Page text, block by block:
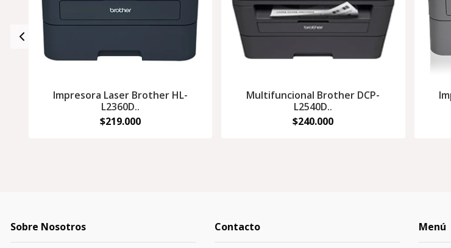
Impresora Laser Brother HL-
L2360D..
$219.000
Multifuncional Brother DCP-
L2540D..
$240.000
Sobre Nosotros Contacto Menú